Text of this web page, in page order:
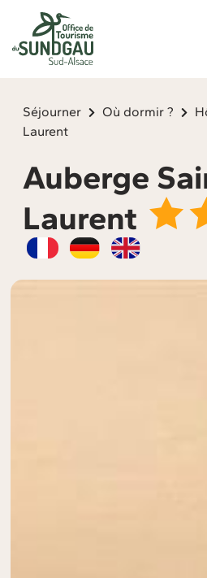
Séjourner Où dormir ?
Laurent
Auberge
Laurent
Panneau de gestion des cookies